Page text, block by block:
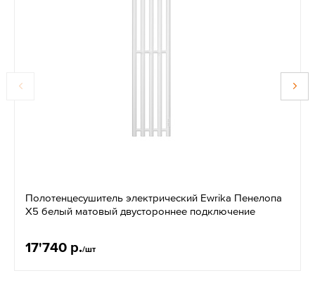
Полотенцесушитель электрический Ewrika Пенелопа
Х5 белый матовый двустороннее подключение
17'740 р./шт